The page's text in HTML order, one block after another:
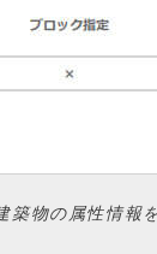
物の属性情報